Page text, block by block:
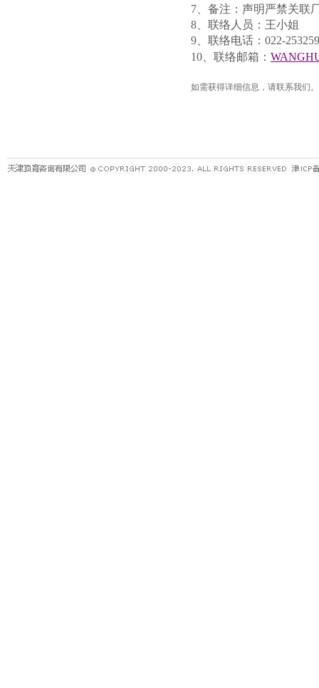
7 、备注：声明严禁关联
8 、联络人员：王小姐
9 、联络电话： 022-
10 、联络邮箱：
如需获得详细信息，请联系我们。